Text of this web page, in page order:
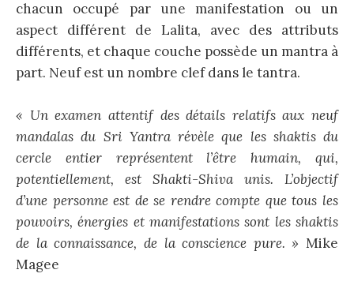
chacun occupé par une manifestation ou un
aspect différent de Lalita, avec des attributs
différents, et chaque couche possède un mantra à
part. Neuf est un nombre clef dans le tantra.
« Un examen attentif des détails relatifs aux neuf
mandalas du Sri Yantra révèle que les shaktis du
cercle entier représentent l’être humain, qui,
potentiellement, est Shakti-Shiva unis. L’objectif
d’une personne est de se rendre compte que tous les
pouvoirs, énergies et manifestations sont les shaktis
de la connaissance, de la conscience pure. » Mike
Magee